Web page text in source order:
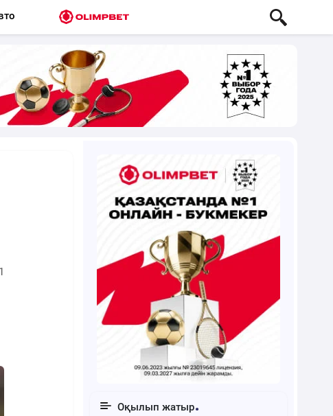
Оқылып жатыр